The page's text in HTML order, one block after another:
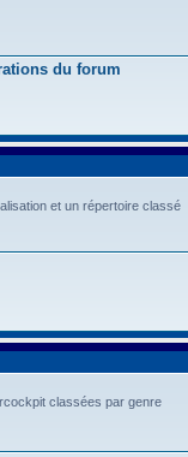
du forum
et un répertoire classé
classées par genre